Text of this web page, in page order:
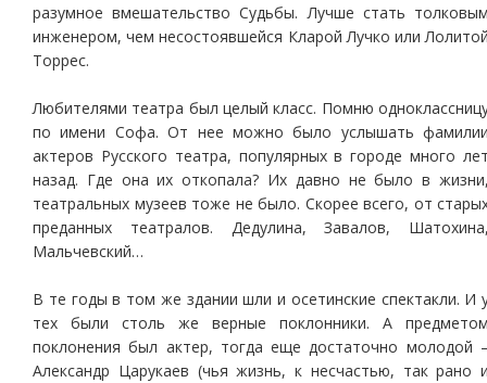
разумное вмешательство Судьбы. Лучше стать
инженером, чем несостоявшейся Кларой Лучко или
Торрес.
Любителями театра был целый класс. Помню
по имени Софа. От нее можно было услышать
актеров Русского театра, популярных в городе много
назад. Где она их откопала? Их давно не было в
театральных музеев тоже не было. Скорее всего, от
преданных театралов. Дедулина, Завалов,
Мальчевский…
В те годы в том же здании шли и осетинские спектакли. И
тех были столь же верные поклонники. А
поклонения был актер, тогда еще достаточно молодой
Александр Царукаев (чья жизнь, к несчастью, так рано